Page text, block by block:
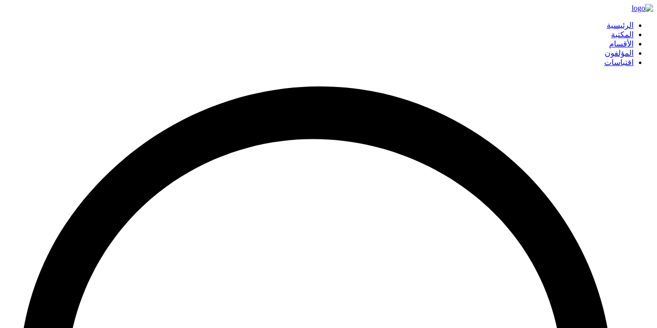
الرئيسية
المكتبة
الأقسام
المؤلفون
اقتباسات